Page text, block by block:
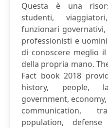
Questa è una
studenti,
funzionari governativi,
professionisti e
di conoscere meglio
della propria mano.
Fact book 2018
history, people,
government,
communication,
population,